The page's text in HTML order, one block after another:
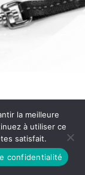
la meilleure
à utiliser ce
satisfait.
confidentialité